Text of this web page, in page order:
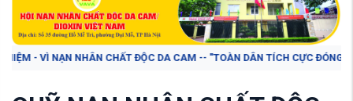
NHÂN CHẤT ĐỘC DA CAM -- "TOÀN DÂN TÍCH CỰC ĐÓNG GÓP Ý KIẾN